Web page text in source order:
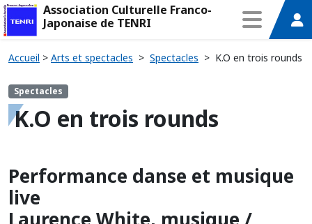
Association Culturelle Franco-
Japonaise de TENRI
Accueil > Arts et spectacles > Spectacles > K.O en trois rounds
Spectacles
K.O en trois rounds
Performance danse et musique
live
Laurence White, musique /